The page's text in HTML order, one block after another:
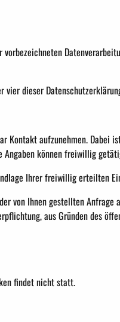
vier dieser
aufzunehmen. Dabei
Angaben können freiwillig
Ihrer freiwillig erteilten
von Ihnen gestellten
aus Gründen des
findet nicht statt.